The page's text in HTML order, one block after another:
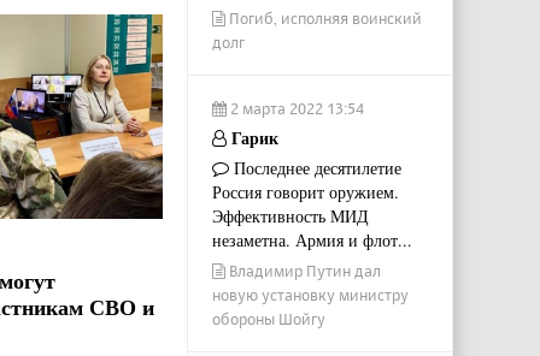
СВО и
Погиб, исполняя воинский
долг
2 марта 2022 13:54
Гарик
Последнее десятилетие
Россия говорит оружием.
Эффективность МИД
незаметна. Армия и флот...
Владимир Путин дал
новую установку министру
обороны Шойгу